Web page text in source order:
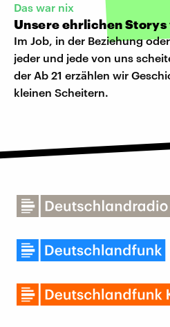
Das war nix
Unsere ehrlichen
Im Job, in der Beziehung
jeder und jede von uns
der Ab 21 erzählen wir
kleinen Scheitern.